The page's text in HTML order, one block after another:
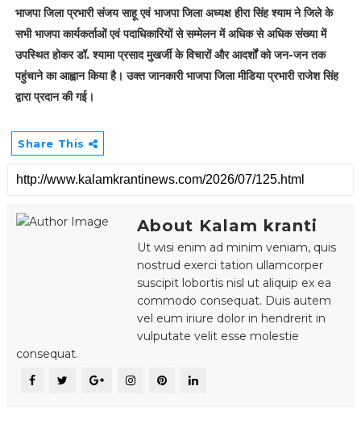
भाजपा जिला प्रभारी संजय साहू एवं भाजपा जिला अध्यक्ष हीरा सिंह श्याम ने जिले के
सभी भाजपा कार्यकर्ताओं एवं पदाधिकारियों से सम्मेलन में अधिक से अधिक संख्या में
उपस्थित होकर डॉ. श्यामा प्रसाद मुखर्जी के विचारों और आदर्शों को जन-जन तक
पहुंचाने का आह्वान किया है। उक्त जानकारी भाजपा जिला मीडिया प्रभारी राजेश सिंह
द्वारा प्रदान की गई।
Share This
About Kalam kranti
Ut wisi enim ad minim veniam, quis
nostrud exerci tation ullamcorper
suscipit lobortis nisl ut aliquip ex ea
commodo consequat. Duis autem
vel eum iriure dolor in hendrerit in
vulputate velit esse molestie
consequat.